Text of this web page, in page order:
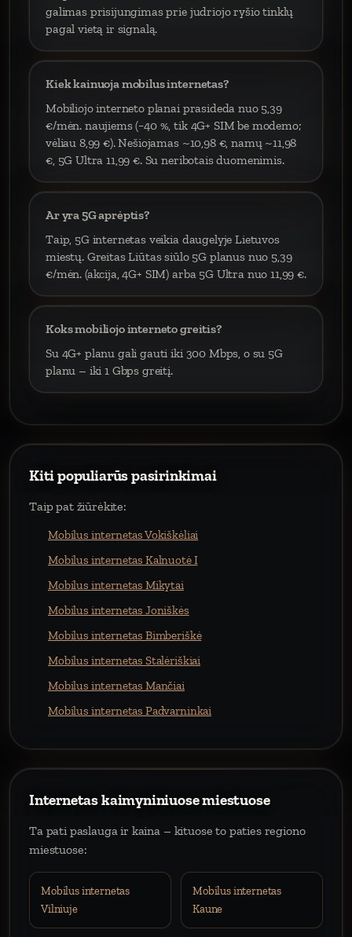
galimas prisijungimas prie judriojo ryšio tinklų
pagal vietą ir signalą.
Kiek kainuoja mobilus internetas?
Mobiliojo interneto planai prasideda nuo 5,39
€/mėn. naujiems (−40 %, tik 4G+ SIM be modemo;
vėliau 8,99 €). Nešiojamas ~10,98 €, namų ~11,98
€, 5G Ultra 11,99 €. Su neribotais duomenimis.
Ar yra 5G aprėptis?
Taip, 5G internetas veikia daugelyje Lietuvos
miestų. Greitas Liūtas siūlo 5G planus nuo 5,39
€/mėn. (akcija, 4G+ SIM) arba 5G Ultra nuo 11,99 €.
Koks mobiliojo interneto greitis?
Su 4G+ planu gali gauti iki 300 Mbps, o su 5G
planu – iki 1 Gbps greitį.
Kiti populiarūs pasirinkimai
Taip pat žiūrėkite:
Mobilus internetas Vokiškėliai
Mobilus internetas Kalnuotė I
Mobilus internetas Mikytai
Mobilus internetas Joniškės
Mobilus internetas Bimberiškė
Mobilus internetas Stalėriškiai
Mobilus internetas Mančiai
Mobilus internetas Padvarninkai
Internetas kaimyniniuose miestuose
Ta pati paslauga ir kaina – kituose to paties regiono
miestuose:
Mobilus internetas
Vilniuje
Mobilus internetas
Kaune